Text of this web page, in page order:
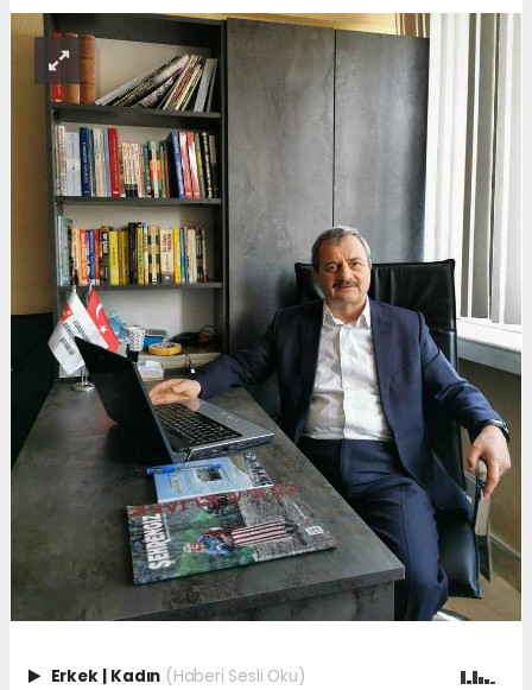
Erkek Kadın (Haberi Sesli Oku)